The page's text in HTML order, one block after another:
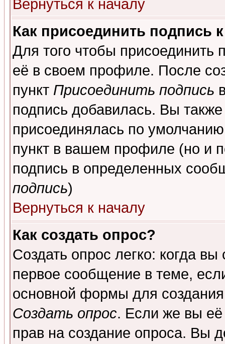
Вернуться к началу
Как присоединить подпись
Для того чтобы присоединить
её в своем профиле. После
пункт Присоединить подпись
подпись добавилась. Вы
присоединялась по
пункт в вашем профиле (но и
подпись в определенных
подпись)
Вернуться к началу
Как создать опрос?
Создать опрос легко: когда
первое сообщение в теме,
основной формы для
Создать опрос. Если же вы её
прав на создание опроса. Вы